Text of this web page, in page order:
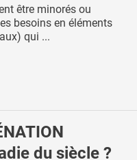
être minorés ou
besoins en éléments
qui ...
du siècle ?